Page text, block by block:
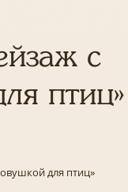
с
птиц»
для птиц»